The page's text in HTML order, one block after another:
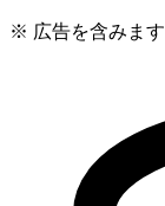
※ 広告を含みます